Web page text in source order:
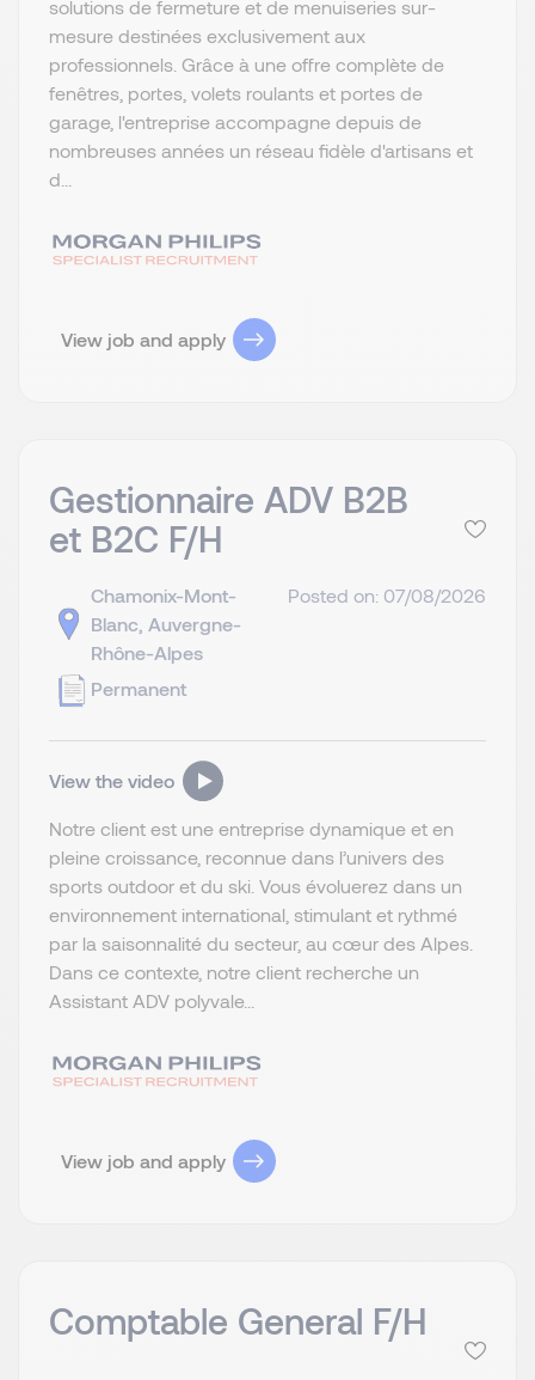
solutions de fermeture et de menuiseries sur-
mesure destinées exclusivement aux
professionnels. Grâce à une offre complète de
fenêtres, portes, volets roulants et portes de
garage, l'entreprise accompagne depuis de
nombreuses années un réseau fidèle d'artisans et
d...
View job and apply
Gestionnaire ADV B2B
et B2C F/H
Chamonix-Mont-
Blanc, Auvergne-
Rhône-Alpes
Permanent
Posted on: 07/08/2026
View the video
Notre client est une entreprise dynamique et en
pleine croissance, reconnue dans l’univers des
sports outdoor et du ski. Vous évoluerez dans un
environnement international, stimulant et rythmé
par la saisonnalité du secteur, au cœur des Alpes.
Dans ce contexte, notre client recherche un
Assistant ADV polyvale...
View job and apply
Comptable General F/H